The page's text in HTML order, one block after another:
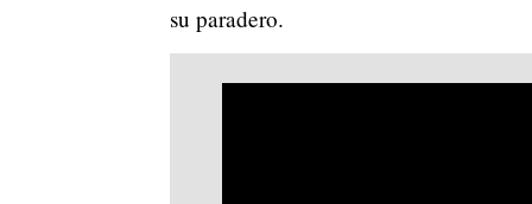
su paradero.